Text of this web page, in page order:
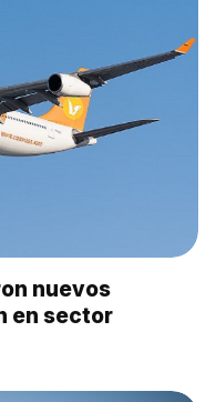
nuevos
en sector